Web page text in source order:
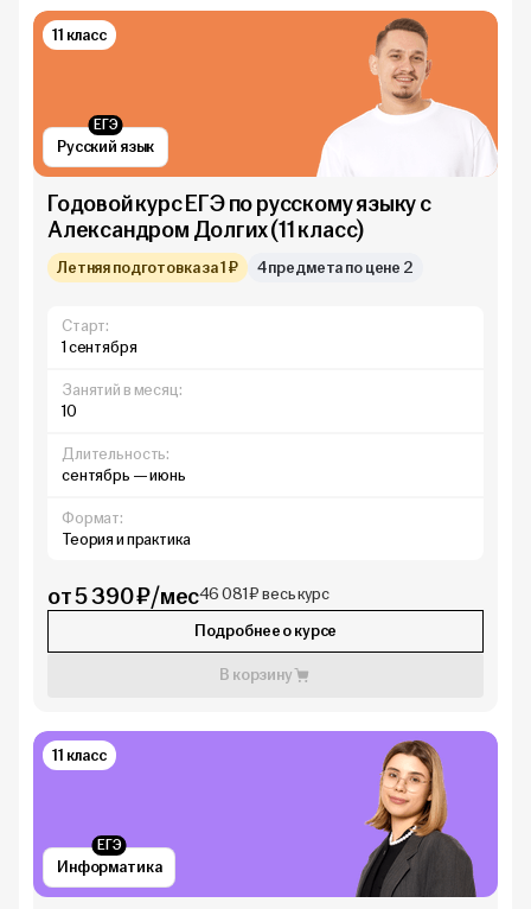
Русский язык
ЕГЭ
11 класс
Годовой курс ЕГЭ по русскому языку с
Александром Долгих (11 класс)
Летняя подготовка за 1 ₽ 4 предмета по цене 2
Старт:
1 сентября
Занятий в месяц:
10
Длительность:
сентябрь — июнь
Формат:
Теория и практика
от 5 390 ₽/мес46 081 ₽ весь курс
Подробнее о курсе
В корзину
Информатика
ЕГЭ
11 класс